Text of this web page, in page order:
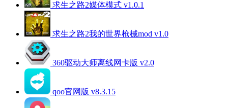
求生之路2媒体模式 v1.0.1
求生之路2我的世界枪械mod v1.0
360驱动大师离线网卡版 v2.0
qoo官网版 v8.3.15